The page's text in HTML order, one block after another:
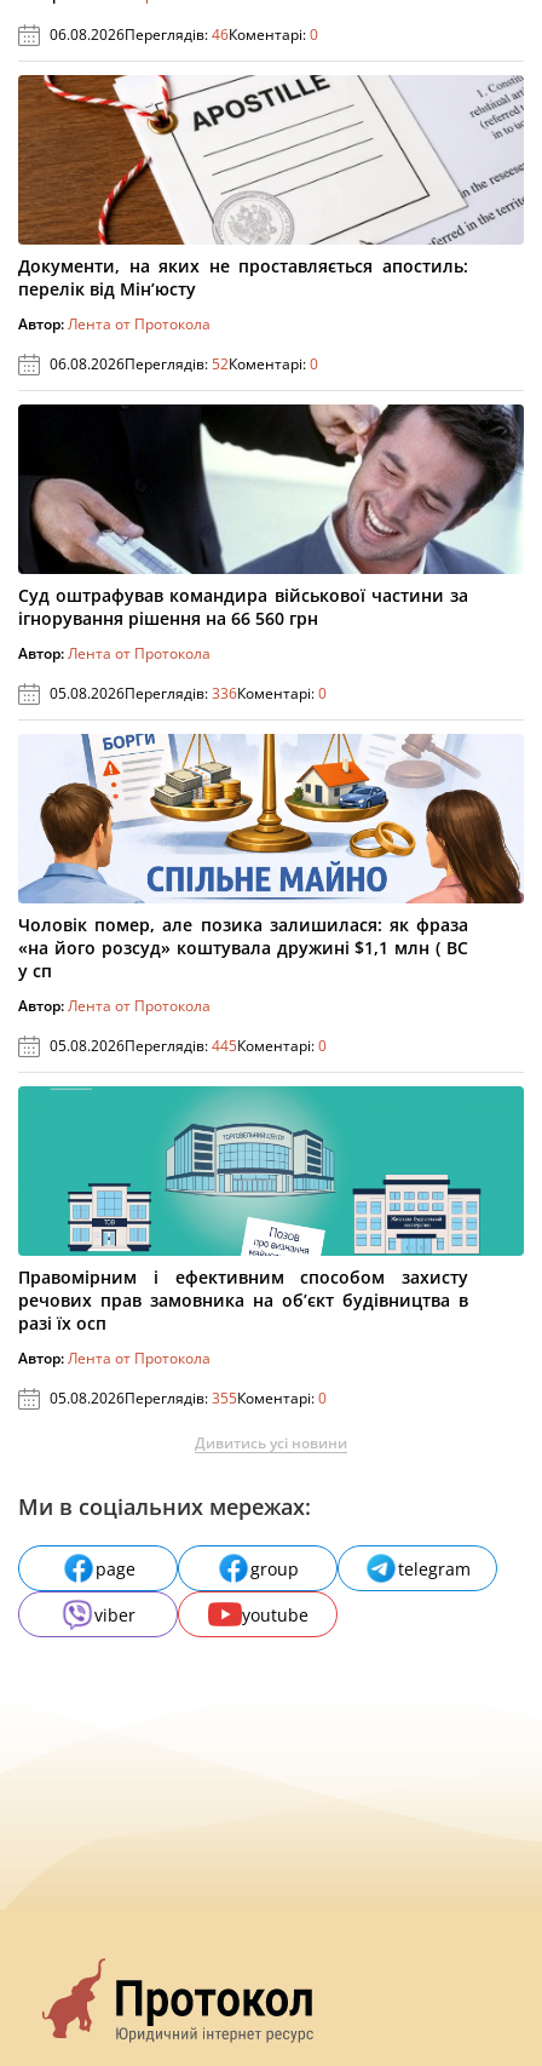
06.08.2026Переглядів:46Коментарі:0
Документи, на яких не проставляється апостиль:
перелік від Мін’юсту
Автор:Лента от Протокола
06.08.2026Переглядів:52Коментарі:0
Суд оштрафував командира військової частини за
ігнорування рішення на 66 560 грн
Автор:Лента от Протокола
05.08.2026Переглядів:336Коментарі:0
Чоловік помер, але позика залишилася: як фраза
«на його розсуд» коштувала дружині $1,1 млн ( ВС
у сп
Автор:Лента от Протокола
05.08.2026Переглядів:445Коментарі:0
Правомірним і ефективним способом захисту
речових прав замовника на об’єкт будівництва в
разі їх осп
Автор:Лента от Протокола
05.08.2026Переглядів:355Коментарі:0
Дивитись усі новини
Ми в соціальних мережах:
page group
telegram
viber
youtube